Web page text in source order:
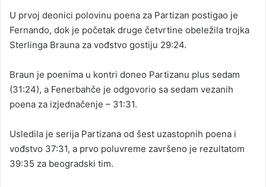
U prvoj deonici polovinu poena za Partizan postigao je
Fernando, dok je početak druge četvrtine obeležila trojka
Sterlinga Brauna za vođstvo gostiju 29:24.
Braun je poenima u kontri doneo Partizanu plus sedam
(31:24), a Fenerbahče je odgovorio sa sedam vezanih
poena za izjednačenje – 31:31.
Usledila je serija Partizana od šest uzastopnih poena i
vođstvo 37:31, a prvo poluvreme završeno je rezultatom
39:35 za beogradski tim.